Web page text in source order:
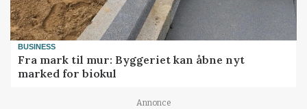
BUSINESS
Fra mark til mur: Byggeriet kan åbne nyt
marked for biokul
Annonce